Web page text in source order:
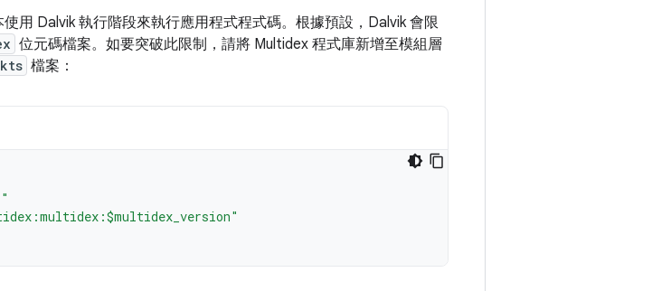
用 Dalvik 執行階段來執行應用程式程式碼。根據預設，Dalvik 會限
位元碼檔案。如要突破此限制，請將 Multidex 程式庫新增至模組層
檔案：